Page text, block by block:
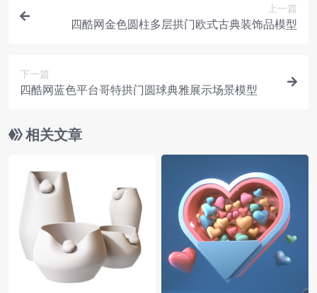
上一篇
四酷网金色圆柱多层拱门欧式古典装饰品模型
下一篇
四酷网蓝色平台哥特拱门圆球典雅展示场景模型
相关文章